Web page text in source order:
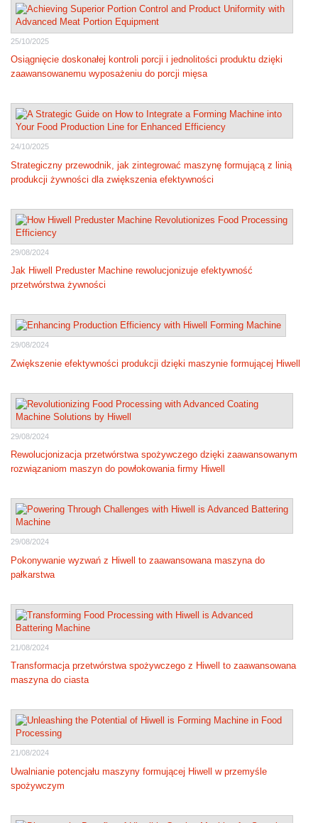
25/10/2025
Osiągnięcie doskonałej kontroli porcji i jednolitości produktu dzięki
zaawansowanemu wyposażeniu do porcji mięsa
24/10/2025
Strategiczny przewodnik, jak zintegrować maszynę formującą z linią
produkcji żywności dla zwiększenia efektywności
29/08/2024
Jak Hiwell Preduster Machine rewolucjonizuje efektywność
przetwórstwa żywności
29/08/2024
Zwiększenie efektywności produkcji dzięki maszynie formującej Hiwell
29/08/2024
Rewolucjonizacja przetwórstwa spożywczego dzięki zaawansowanym
rozwiązaniom maszyn do powłokowania firmy Hiwell
29/08/2024
Pokonywanie wyzwań z Hiwell to zaawansowana maszyna do
pałkarstwa
21/08/2024
Transformacja przetwórstwa spożywczego z Hiwell to zaawansowana
maszyna do ciasta
21/08/2024
Uwalnianie potencjału maszyny formującej Hiwell w przemyśle
spożywczym